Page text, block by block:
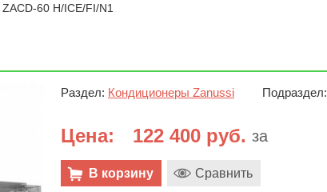
60 H/ICE/FI/N1
Раздел: Кондиционеры Zanussi Подраздел:
Цена: 122 400 руб. за
В корзину Сравнить